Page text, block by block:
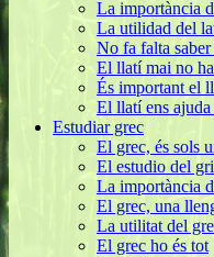
La importància
La utilidad del
No fa falta
El llatí mai no
És important el
El llatí ens
Estudiar grec
El grec, és sols
El estudio del
La importància
El grec, una
La utilitat del
El grec ho és tot